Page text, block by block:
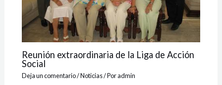
Reunión extraordinaria de la Liga de Acción
Social
Deja un comentario/Noticias/ Poradmin